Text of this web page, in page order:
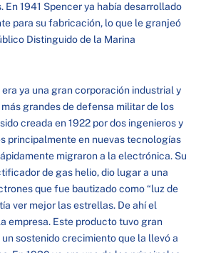
En 1941 Spencer ya había desarrollado
para su fabricación, lo que le granjeó
Distinguido de la Marina
ya una gran corporación industrial y
grandes de defensa militar de los
creada en 1922 por dos ingenieros y
principalmente en nuevas tecnologías
migraron a la electrónica. Su
de gas helio, dio lugar a una
que fue bautizado como “luz de
ver mejor las estrellas. De ahí el
empresa. Este producto tuvo gran
sostenido crecimiento que la llevó a